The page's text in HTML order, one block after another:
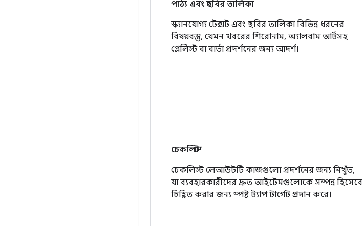
পাঠ্য এবং ছবির তালিকা
স্ক্যানযোগ্য টেক্সট এবং ছবির তালিকা বিভিন্ন ধরনের
বিষয়বস্তু, যেমন খবরের শিরোনাম, অ্যালবাম আর্টসহ
প্লেলিস্ট বা বার্তা প্রদর্শনের জন্য আদর্শ।
চেকলিস্ট
চেকলিস্ট লেআউটটি কাজগুলো প্রদর্শনের জন্য নিখুঁত,
যা ব্যবহারকারীদের দ্রুত আইটেমগুলোকে সম্পন্ন হিসেবে
চিহ্নিত করার জন্য স্পষ্ট ট্যাপ টার্গেট প্রদান করে।